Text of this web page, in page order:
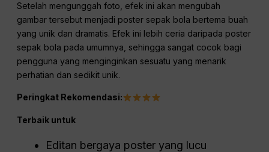
Setelah mengunggah foto, efek ini akan mengubah
gambar tersebut menjadi poster sepak bola bertema buah
yang unik dan dramatis. Efek ini lebih ceria daripada poster
sepak bola pada umumnya, sehingga sangat cocok bagi
pengguna yang menginginkan sesuatu yang menarik
perhatian dan sedikit unik.
Peringkat Rekomendasi:
Terbaik untuk
Editan bergaya poster yang lucu